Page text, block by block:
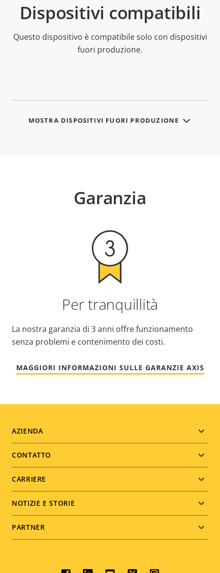
Dispositivi compatibili
Questo dispositivo è compatibile solo con dispositivi
fuori produzione.
MOSTRA DISPOSITIVI FUORI PRODUZIONE
Garanzia
Per tranquillità
La nostra garanzia di 3 anni offre funzionamento
senza problemi e contenimento dei costi.
MAGGIORI INFORMAZIONI SULLE GARANZIE AXIS
Footer
menu
AZIENDA
CONTATTO
CARRIERE
NOTIZIE E STORIE
PARTNER